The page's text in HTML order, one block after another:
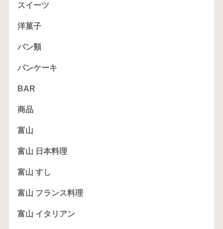
スイーツ
洋菓子
パン類
パンケーキ
BAR
商品
富山
富山 日本料理
富山 すし
富山 フランス料理
富山 イタリアン